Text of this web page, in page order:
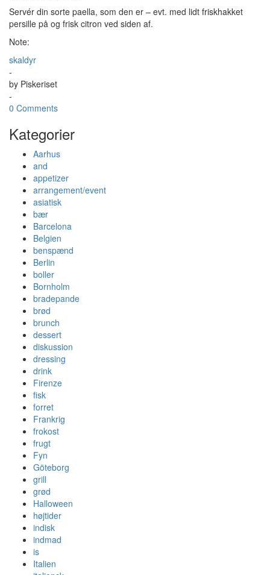
Servér din sorte paella, som den er – evt. med lidt friskhakket
persille på og frisk citron ved siden af.
Note:
skaldyr
-
by Piskeriset
-
0 Comments
Kategorier
Aarhus
and
appetizer
arrangement/event
asiatisk
bær
Barcelona
Belgien
benspænd
Berlin
boller
Bornholm
bradepande
brød
brunch
dessert
diskussion
dressing
drink
Firenze
fisk
forret
Frankrig
frokost
frugt
Fyn
Göteborg
grill
grød
Halloween
højtider
indisk
indmad
is
Italien